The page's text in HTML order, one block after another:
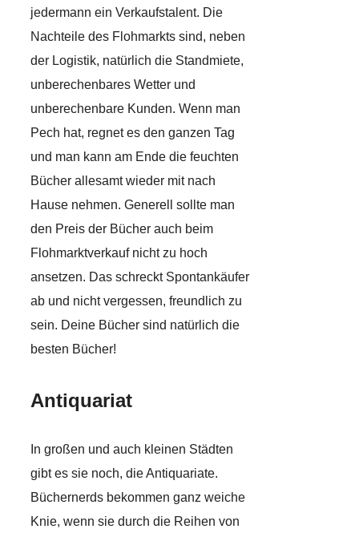
jedermann ein Verkaufstalent. Die
Nachteile des Flohmarkts sind, neben
der Logistik, natürlich die Standmiete,
unberechenbares Wetter und
unberechenbare Kunden. Wenn man
Pech hat, regnet es den ganzen Tag
und man kann am Ende die feuchten
Bücher allesamt wieder mit nach
Hause nehmen. Generell sollte man
den Preis der Bücher auch beim
Flohmarktverkauf nicht zu hoch
ansetzen. Das schreckt Spontankäufer
ab und nicht vergessen, freundlich zu
sein. Deine Bücher sind natürlich die
besten Bücher!
Antiquariat
In großen und auch kleinen Städten
gibt es sie noch, die Antiquariate.
Büchernerds bekommen ganz weiche
Knie, wenn sie durch die Reihen von